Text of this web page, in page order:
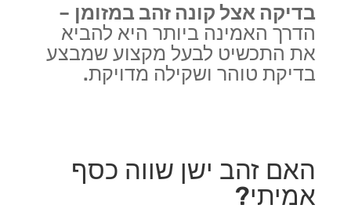
בדיקה אצל קונה זהב במזומן –
הדרך האמינה ביותר היא להביא
את התכשיט לבעל מקצוע שמבצע
בדיקת טוהר ושקילה מדויקת.
האם זהב ישן שווה כסף
אמיתי?